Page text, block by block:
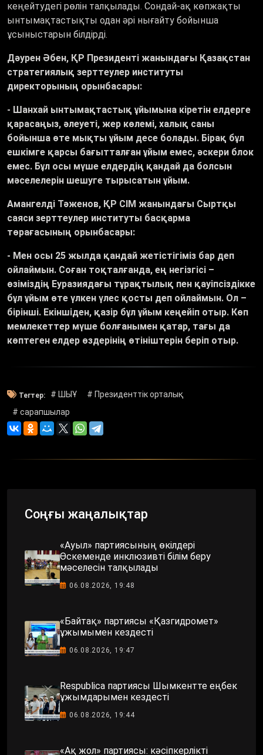
кеңейтудегі рөлін талқылады. Сондай-ақ көпжақты
ынтымақтастықты одан әрі нығайту бойынша
ұсыныстарын білдірді.
Дәурен Әбен, ҚР Президенті жанындағы Қазақстан
стратегиялық зерттеулер институты
директорының орынбасары:
- Шанхай ынтымақтастық ұйымына кіретін елдерге
қарасаңыз, әлеуеті, жер көлемі, халық саны
бойынша өте мықты ұйым десе болады. Бірақ бұл
ешкімге қарсы бағытталған ұйым емес, әскери блок
емес. Бұл осы мүше елдердің қандай да болсын
мәселелерін шешуге тырысатын ұйым.
Амангелді Тәженов, ҚР СІМ жанындағы Сыртқы
саяси зерттеулер институты басқарма
төрағасының орынбасары:
- Мен осы 25 жылда қандай жетістігіміз бар деп
ойлаймын. Соған тоқталғанда, ең негізгісі –
өзіміздің Еуразиядағы тұрақтылық пен қауіпсіздікке
бұл ұйым өте үлкен үлес қосты деп ойлаймын. Ол –
бірінші. Екіншіден, қазір бұл ұйым кеңейіп отыр. Көп
мемлекеттер мүше болғанымен қатар, тағы да
көптеген елдер өздерінің өтініштерін беріп отыр.
Тегтер: # ШЫҰ
# Президенттік орталық
# сарапшылар
Соңғы жаңалықтар
«Ауыл» партиясының өкілдері
Өскеменде инклюзивті білім беру
мәселесін талқылады
06.08.2026, 19:48
«Байтақ» партиясы «Қазгидромет»
ұжымымен кездесті
06.08.2026, 19:47
Respublica партиясы Шымкентте еңбек
ұжымдарымен кездесті
06.08.2026, 19:44
«Ақ жол» партиясы: кәсіпкерлікті